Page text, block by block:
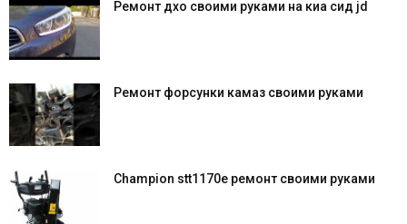
Ремонт дхо своими руками на киа сид jd
Ремонт форсунки камаз своими руками
Champion stt1170e ремонт своими руками